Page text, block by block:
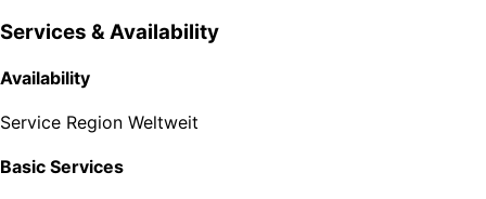
Services & Availability
Availability
Service Region Weltweit
Basic Services